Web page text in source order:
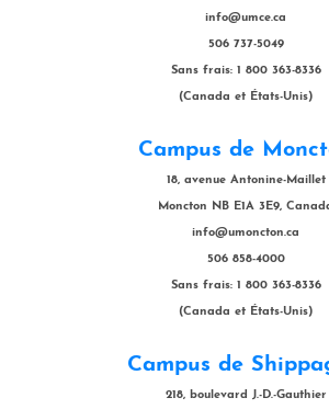
info@umce.ca
506 737-5049
Sans frais: 1 800 363-8336
(Canada et États-Unis)
Campus de
18, avenue Antonine-Maillet
Moncton NB E1A 3E9,
info@umoncton.ca
506 858-4000
Sans frais: 1 800 363-8336
(Canada et États-Unis)
Campus de
218, boulevard J.-D.-Gauthier